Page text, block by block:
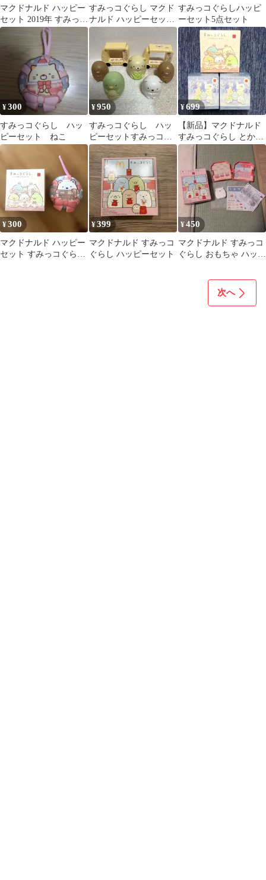
マクドナルド ハッピー
セット 2019年 すみっコ
ぐらし とんかつ ねこ
すみっコぐらし マクド
ナルド ハッピーセット
ぬいぐるみ
すみっコぐらしハッピ
ーセット5点セット
¥300
すみっコぐらし ハッ
ピーセット ねこ
¥950
すみっコぐらし ハッ
ピーセットすみっコぐ
らし
¥699
【新品】マクドナルド
すみっコぐらし とか
げ とんかつ ねこハ
ッピーセット
¥300
マクドナルド ハッピー
セット すみっコぐらし
¥399
マクドナルド すみっコ
ぐらし ハッピーセット
¥450
マクドナルド すみっコ
ぐらし おもちゃ ハッピ
次へ